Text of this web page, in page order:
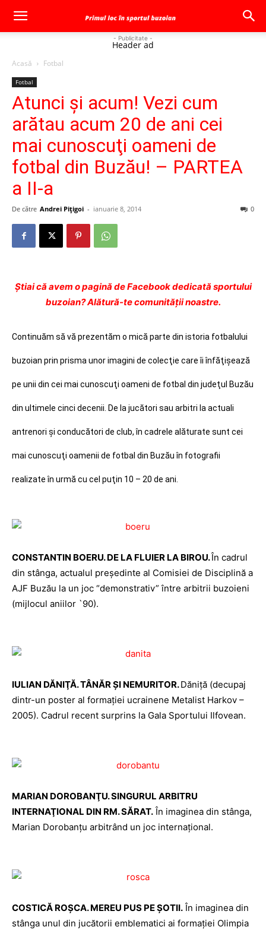
- Publicitate -
Header ad
Acasă Fotbal
Fotbal
Atunci şi acum! Vezi cum
arătau acum 20 de ani cei
mai cunoscuţi oameni de
fotbal din Buzău! – PARTEA
a II-a
De către Andrei Pițigoi - ianuarie 8, 2014 0
Ştiai că avem o pagină de Facebook dedicată sportului
buzoian? Alătură-te comunității noastre.
Continuăm să vă prezentăm o mică parte din istoria fotbalului
buzoian prin prisma unor imagini de colecţie care îi înfăţişează
pe unii din cei mai cunoscuţi oameni de fotbal din judeţul Buzău
din ultimele cinci decenii. De la jucători sau arbitri la actuali
antrenori şi conducători de club, în cadrele alăturate sunt cei
mai cunoscuţi oamenii de fotbal din Buzău în fotografii
realizate în urmă cu cel puţin 10 – 20 de ani.
CONSTANTIN BOERU. DE LA FLUIER LA BIROU.În cadrul
din stânga, actualul preşedinte al Comisiei de Disciplină a
AJF Buzău la un joc “demonstrativ” între arbitrii buzoieni
(mijlocul aniilor `90).
IULIAN DĂNIŢĂ. TÂNĂR ŞI NEMURITOR.Dăniţă (decupaj
dintr-un poster al formaţiei ucrainene Metalist Harkov –
2005). Cadrul recent surprins la Gala Sportului Ilfovean.
MARIAN DOROBANŢU. SINGURUL ARBITRU
INTERNAŢIONAL DIN RM. SĂRAT. În imaginea din stânga,
Marian Dorobanţu arbitrând un joc internaţional.
COSTICĂ ROŞCA. MEREU PUS PE ŞOTII. În imaginea din
stânga unul din jucătorii emblematici ai formaţiei Olimpia